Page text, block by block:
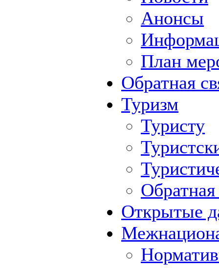
Анонсы
План
Обратная
Туризм
Туристу
Обратная
Открытые